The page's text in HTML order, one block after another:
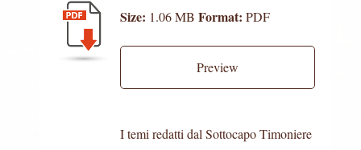
Size: 1.06 MB Format: PDF
Preview
I temi redatti dal Sottocapo Timoniere